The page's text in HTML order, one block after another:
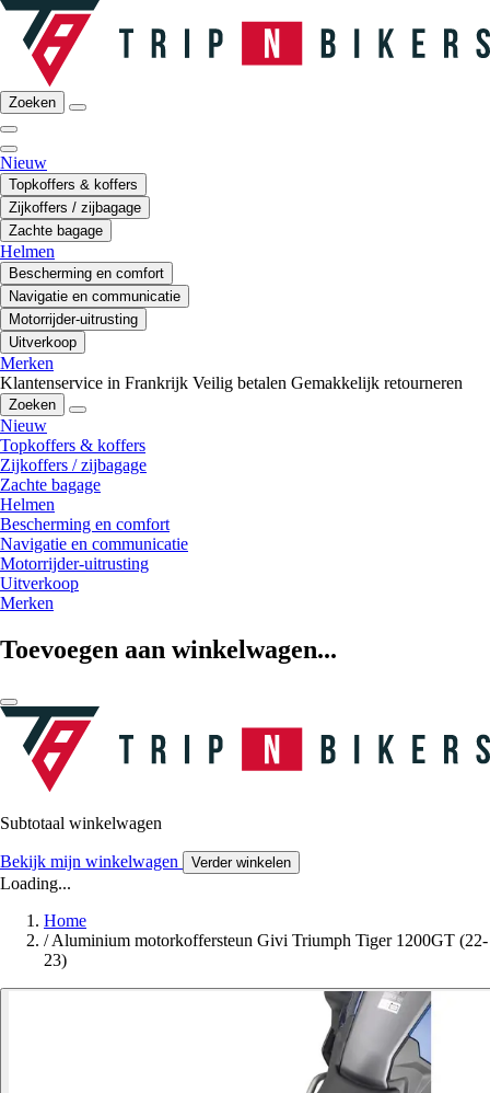
Zoeken
Nieuw
Topkoffers & koffers
Zijkoffers / zijbagage
Zachte bagage
Helmen
Bescherming en comfort
Navigatie en communicatie
Motorrijder-uitrusting
Uitverkoop
Merken
Klantenservice in Frankrijk Veilig betalen Gemakkelijk retourneren
Zoeken
Nieuw
Topkoffers & koffers
Zijkoffers / zijbagage
Zachte bagage
Helmen
Bescherming en comfort
Navigatie en communicatie
Motorrijder-uitrusting
Uitverkoop
Merken
Toevoegen aan winkelwagen...
Subtotaal winkelwagen
Bekijk mijn winkelwagen Verder winkelen
Loading...
Home
/Aluminium motorkoffersteun Givi Triumph Tiger 1200GT (22-
23)